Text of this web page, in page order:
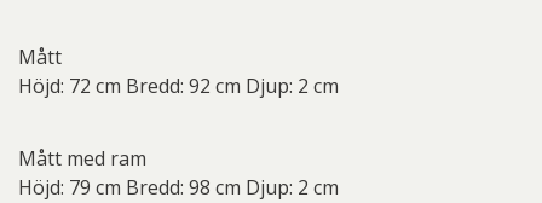
Mått
Höjd: 72 cm Bredd: 92 cm Djup: 2 cm
Mått med ram
Höjd: 79 cm Bredd: 98 cm Djup: 2 cm